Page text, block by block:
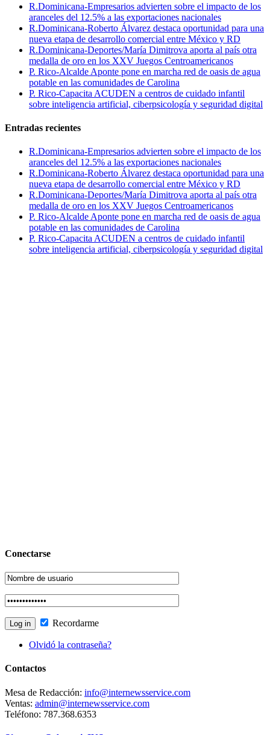
R.Dominicana-Empresarios advierten sobre el impacto de los
aranceles del 12.5% a las exportaciones nacionales
R.Dominicana-Roberto Álvarez destaca oportunidad para una
nueva etapa de desarrollo comercial entre México y RD
R.Dominicana-Deportes/María Dimitrova aporta al país otra
medalla de oro en los XXV Juegos Centroamericanos
P. Rico-Alcalde Aponte pone en marcha red de oasis de agua
potable en las comunidades de Carolina
P. Rico-Capacita ACUDEN a centros de cuidado infantil
sobre inteligencia artificial, ciberpsicología y seguridad digital
Entradas recientes
R.Dominicana-Empresarios advierten sobre el impacto de los
aranceles del 12.5% a las exportaciones nacionales
R.Dominicana-Roberto Álvarez destaca oportunidad para una
nueva etapa de desarrollo comercial entre México y RD
R.Dominicana-Deportes/María Dimitrova aporta al país otra
medalla de oro en los XXV Juegos Centroamericanos
P. Rico-Alcalde Aponte pone en marcha red de oasis de agua
potable en las comunidades de Carolina
P. Rico-Capacita ACUDEN a centros de cuidado infantil
sobre inteligencia artificial, ciberpsicología y seguridad digital
Conectarse
Recordarme
Olvidó la contraseña?
Contactos
Mesa de Redacción: info@internewsservice.com
Ventas: admin@internewsservice.com
Teléfono: 787.368.6353